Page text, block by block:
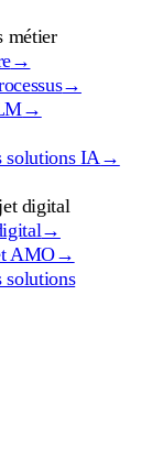
métier
→
→
→
solutions IA→
digital
→
AMO→
solutions